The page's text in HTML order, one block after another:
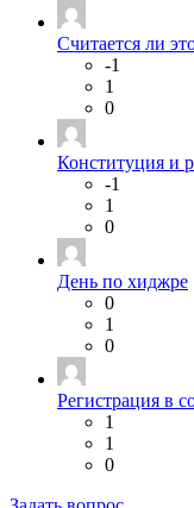
Считается ли
-1
1
0
Конституция и
-1
1
0
День по хиджре
0
1
0
Регистрация в
1
1
0